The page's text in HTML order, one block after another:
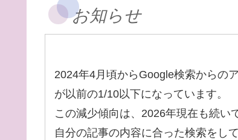
お知らせ
2024年4月頃からGoogle検索からの
が以前の1/10以下になっています。
この減少傾向は、2026年現在も続い
自分の記事の内容に合った検索をし